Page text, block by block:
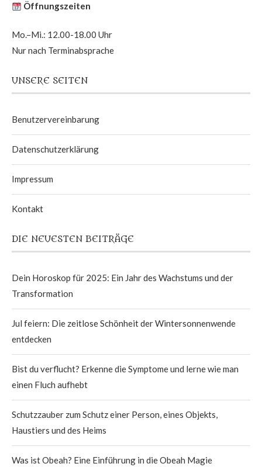
Öffnungszeiten
Mo.–Mi.: 12.00-18.00 Uhr
Nur nach Terminabsprache
UNSERE SEITEN
Benutzervereinbarung
Datenschutzerklärung
Impressum
Kontakt
DIE NEUESTEN BEITRÄGE
Dein Horoskop für 2025: Ein Jahr des Wachstums und der
Transformation
Jul feiern: Die zeitlose Schönheit der Wintersonnenwende
entdecken
Bist du verflucht? Erkenne die Symptome und lerne wie man
einen Fluch aufhebt
Schutzzauber zum Schutz einer Person, eines Objekts,
Haustiers und des Heims
Was ist Obeah? Eine Einführung in die Obeah Magie